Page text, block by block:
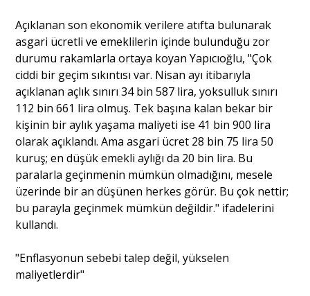
Açıklanan son ekonomik verilere atıfta bulunarak
asgari ücretli ve emeklilerin içinde bulunduğu zor
durumu rakamlarla ortaya koyan Yapıcıoğlu, "Çok
ciddi bir geçim sıkıntısı var. Nisan ayı itibarıyla
açıklanan açlık sınırı 34 bin 587 lira, yoksulluk sınırı
112 bin 661 lira olmuş. Tek başına kalan bekar bir
kişinin bir aylık yaşama maliyeti ise 41 bin 900 lira
olarak açıklandı. Ama asgari ücret 28 bin 75 lira 50
kuruş; en düşük emekli aylığı da 20 bin lira. Bu
paralarla geçinmenin mümkün olmadığını, mesele
üzerinde bir an düşünen herkes görür. Bu çok nettir;
bu parayla geçinmek mümkün değildir." ifadelerini
kullandı.
"Enflasyonun sebebi talep değil, yükselen
maliyetlerdir"